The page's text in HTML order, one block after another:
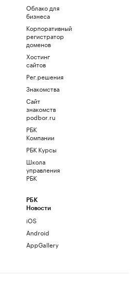
Облако для
бизнеса
Корпоративный
регистратор
доменов
Хостинг
сайтов
Рег.решения
Знакомства
Сайт
знакомств
podbor.ru
РБК
Компании
РБК Курсы
Школа
управления
РБК
РБК
Новости
iOS
Android
AppGallery